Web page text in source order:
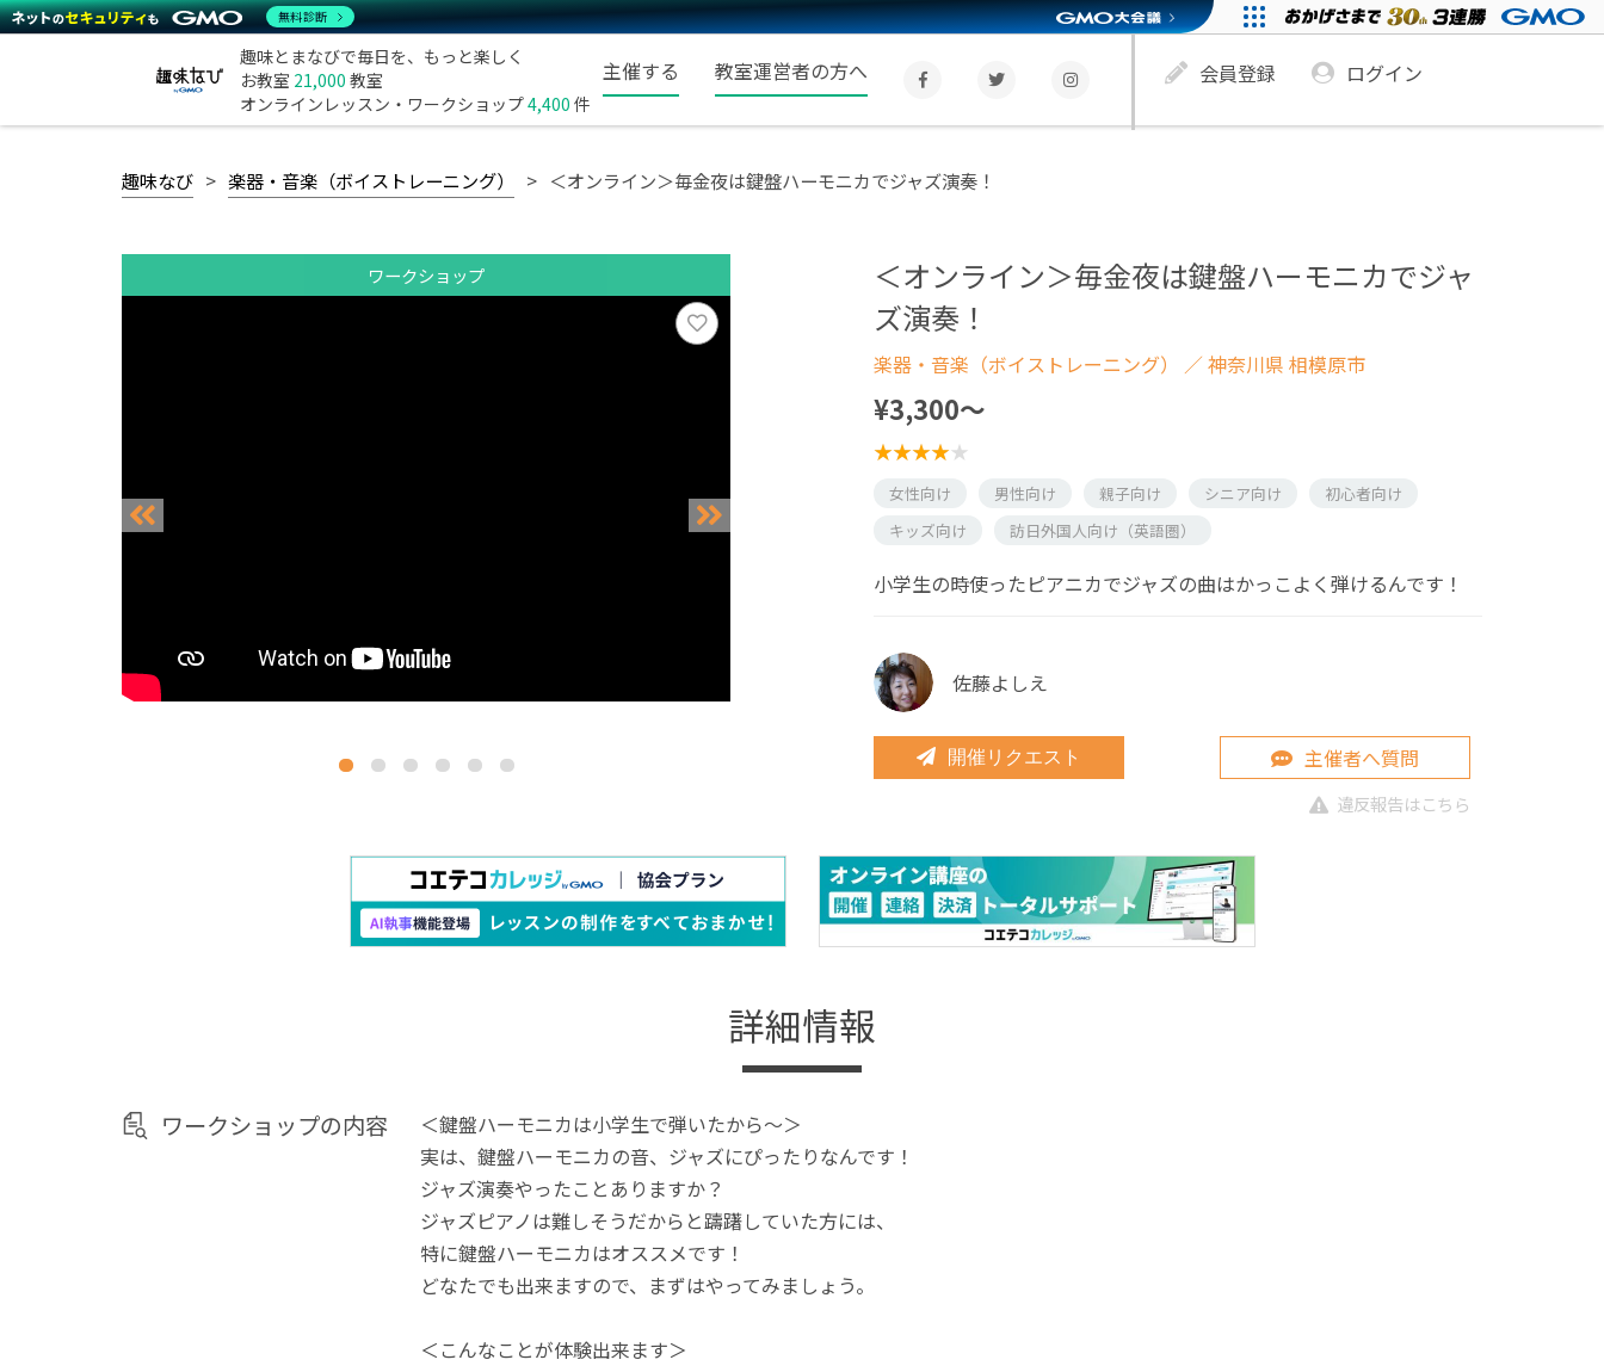
趣味とまなびで毎日を、もっと楽しく
お教室 21,000 教室
オンラインレッスン・ワークショップ4,400 件
主催する 教室運営者の方へ 会員登録 ログイン
趣味なび 楽器・音楽（ボイストレーニング） ＜オンライン＞毎金夜は鍵盤ハーモニカでジャズ演奏！
ワークショップ
＜オンライン＞毎金夜は鍵盤ハーモニカでジャ
ズ演奏！
楽器・音楽（ボイストレーニング） ／ 神奈川県 相模原市
¥3,300〜
女性向け 男性向け 親子向け シニア向け
初心者向け
キッズ向け
訪日外国人向け（英語圏）
小学生の時使ったピアニカでジャズの曲はかっこよく弾けるんです！
佐藤よしえ
開催リクエスト 主催者へ質問
違反報告はこちら
詳細情報
ワークショップの内容
＜鍵盤ハーモニカは小学生で弾いたから〜＞
実は、鍵盤ハーモニカの音、ジャズにぴったりなんです！
ジャズ演奏やったことありますか？
ジャズピアノは難しそうだからと躊躇していた方には、
特に鍵盤ハーモニカはオススメです！
どなたでも出来ますので、まずはやってみましょう。
＜こんなことが体験出来ます＞
無料診断